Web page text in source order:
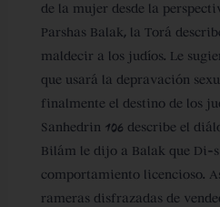
de la mujer desde la
Parshas Balak, la Torá
maldecir a los judíos. Le
que usará la depravación
finalmente el destino de los
Sanhedrin 106 describe el
Bilám le dijo a Balak que Di-s
comportamiento licencioso.
rameras disfrazadas de